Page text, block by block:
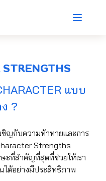
แบบ
?
ชิญกับความท้าทายและการ
Strengths
ะที่สำคัญที่สุดที่ช่วยให้เรา
ด้อย่างมีประสิทธิภาพ